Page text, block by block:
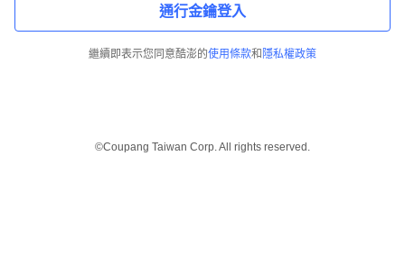
通行金鑰登入
繼續即表示您同意酷澎的使用條款和 隱私權政策
©Coupang Taiwan Corp. All rights reserved.